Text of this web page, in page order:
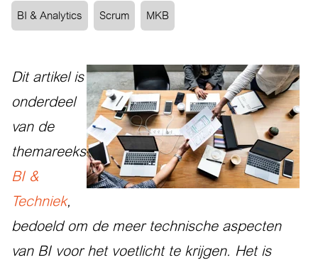
BI & Analytics Scrum MKB
Dit artikel is
onderdeel
van de
themareeks
BI &
Techniek,
bedoeld om de meer technische aspecten
van BI voor het voetlicht te krijgen. Het is